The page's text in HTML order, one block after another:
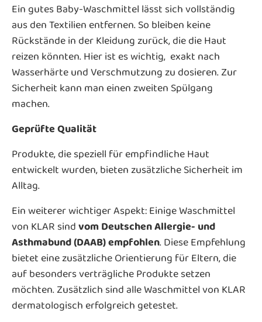
Ein gutes Baby-Waschmittel lässt sich vollständig
aus den Textilien entfernen. So bleiben keine
Rückstände in der Kleidung zurück, die die Haut
reizen könnten. Hier ist es wichtig, exakt nach
Wasserhärte und Verschmutzung zu dosieren. Zur
Sicherheit kann man einen zweiten Spülgang
machen.
Geprüfte Qualität
Produkte, die speziell für empfindliche Haut
entwickelt wurden, bieten zusätzliche Sicherheit im
Alltag.
Ein weiterer wichtiger Aspekt: Einige Waschmittel
von KLAR sindvom Deutschen Allergie- und
Asthmabund (DAAB) empfohlen. Diese Empfehlung
bietet eine zusätzliche Orientierung für Eltern, die
auf besonders verträgliche Produkte setzen
möchten. Zusätzlich sind alle Waschmittel von KLAR
dermatologisch erfolgreich getestet.